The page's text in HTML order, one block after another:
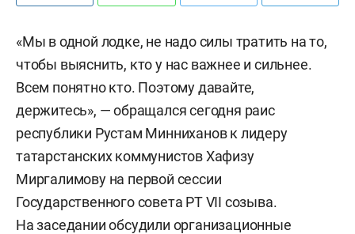
«Мы в одной лодке, не надо силы тратить на то,
чтобы выяснить, кто у нас важнее и сильнее.
Всем понятно кто. Поэтому давайте,
держитесь», — обращался сегодня раис
республики Рустам Минниханов к лидеру
татарстанских коммунистов Хафизу
Миргалимову на первой сессии
Государственного совета РТ VII созыва.
На заседании обсудили организационные